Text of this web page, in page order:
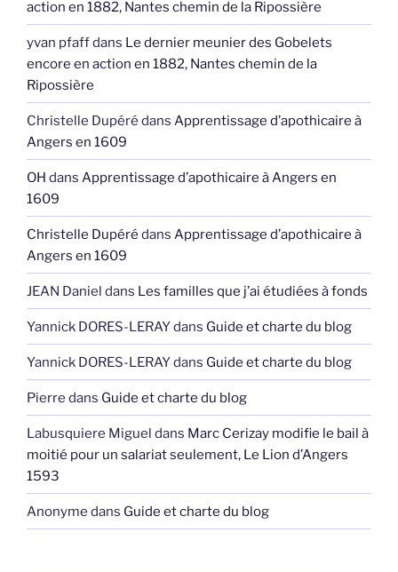
action en 1882, Nantes chemin de la Ripossière
yvan pfaffdans Le dernier meunier des Gobelets
encore en action en 1882, Nantes chemin de la
Ripossière
Christelle Dupéré dans Apprentissage d’apothicaire à
Angers en 1609
OH dans Apprentissage d’apothicaire à Angers en
1609
Christelle Dupéré dans Apprentissage d’apothicaire à
Angers en 1609
JEAN Daniel dans Les familles que j’ai étudiées à fonds
Yannick DORES-LERAYdans Guide et charte du blog
Yannick DORES-LERAYdans Guide et charte du blog
Pierre dans Guide et charte du blog
Labusquiere Miguel dans Marc Cerizay modifie le bail à
moitié pour un salariat seulement, Le Lion d’Angers
1593
Anonyme dans Guide et charte du blog